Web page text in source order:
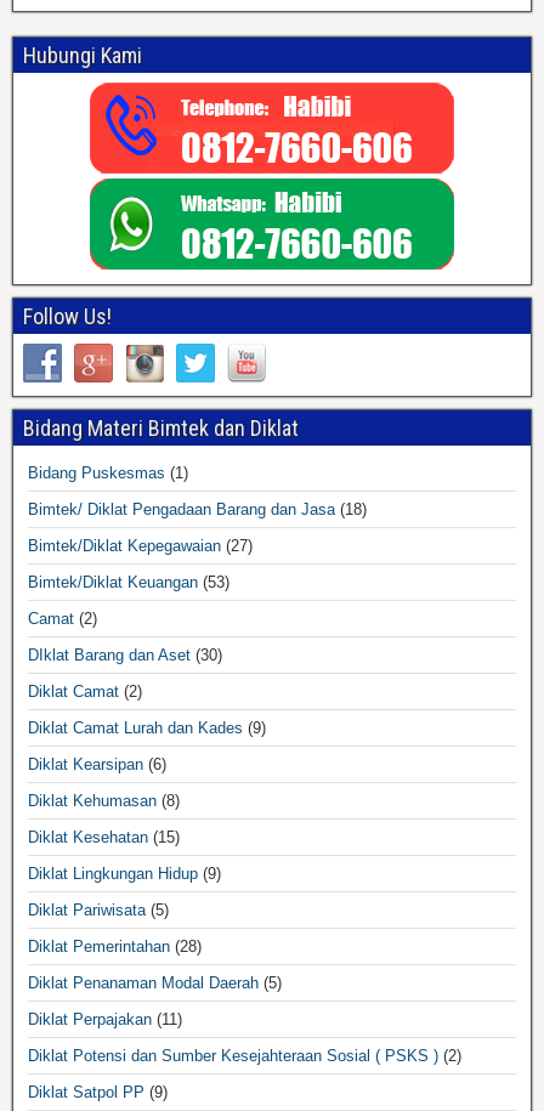
Hubungi Kami
Follow Us!
Bidang Materi Bimtek dan Diklat
Bidang Puskesmas (1)
Bimtek/ Diklat Pengadaan Barang dan Jasa (18)
Bimtek/Diklat Kepegawaian (27)
Bimtek/Diklat Keuangan (53)
Camat (2)
DIklat Barang dan Aset (30)
Diklat Camat (2)
Diklat Camat Lurah dan Kades (9)
Diklat Kearsipan (6)
Diklat Kehumasan (8)
Diklat Kesehatan (15)
Diklat Lingkungan Hidup (9)
Diklat Pariwisata (5)
Diklat Pemerintahan (28)
Diklat Penanaman Modal Daerah (5)
Diklat Perpajakan (11)
Diklat Potensi dan Sumber Kesejahteraan Sosial ( PSKS ) (2)
Diklat Satpol PP (9)